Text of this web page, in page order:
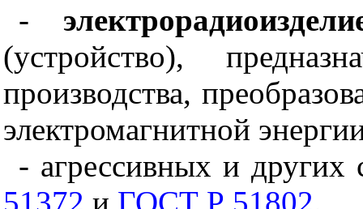
-
(устройство),
производства,
электромагнитной
- агрессивных и